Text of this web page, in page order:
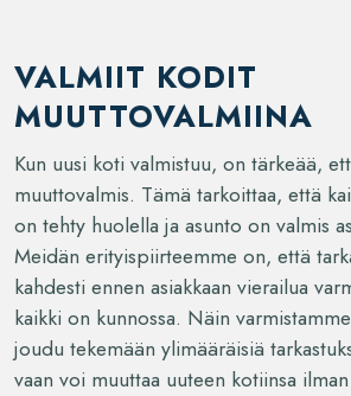
VALMIIT KODIT
MUUTTOVALMIINA
Kun uusi koti valmistuu, on tärkeää,
muuttovalmis. Tämä tarkoittaa, että
on tehty huolella ja asunto on valmis
Meidän erityispiirteemme on, että
kahdesti ennen asiakkaan vierailua
kaikki on kunnossa. Näin
joudu tekemään ylimääräisiä
vaan voi muuttaa uuteen kotiinsa